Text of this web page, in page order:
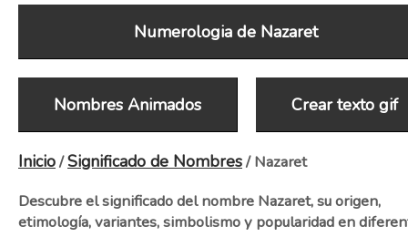
Numerologia de Nazaret
Nombres Animados Crear texto gif
Inicio/Significado de Nombres/ Nazaret
Descubre el significado del nombre Nazaret, su origen,
etimología, variantes, simbolismo y popularidad en